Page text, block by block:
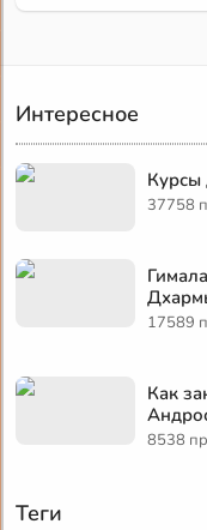
Интересное
Курсы
37758
17589
Как
8538
Теги